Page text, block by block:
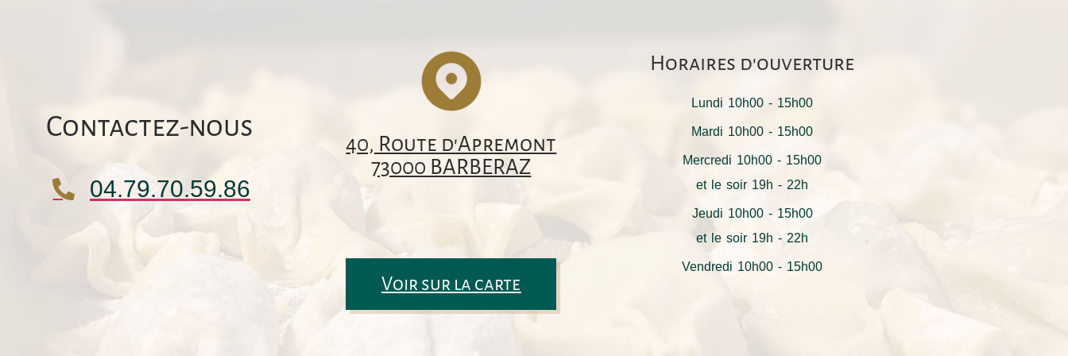
Contactez-nous
04.79.70.59.86
40, Route d'Apremont
73000 BARBERAZ
Voir sur la carte
Horaires d'ouverture
Lundi 10h00 - 15h00
Mardi 10h00 - 15h00
Mercredi 10h00 - 15h00
et le soir 19h - 22h
Jeudi 10h00 - 15h00
et le soir 19h - 22h
Vendredi 10h00 - 15h00